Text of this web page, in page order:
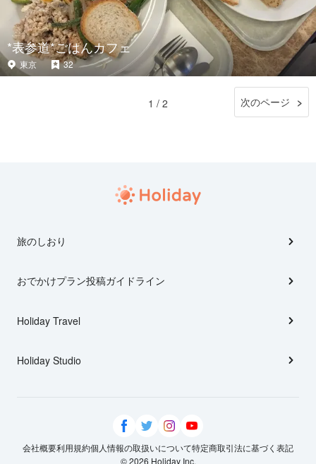
*表参道*ごはんカフェ
東京 32
1 / 2 次のページ
旅のしおり
おでかけプラン投稿ガイドライン
Holiday Travel
Holiday Studio
会社概要利用規約個人情報の取扱いについて特定商取引法に基づく表記
© 2026 Holiday Inc.